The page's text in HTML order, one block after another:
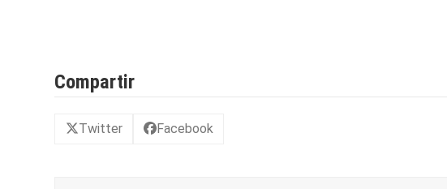
Compartir
Twitter Facebook